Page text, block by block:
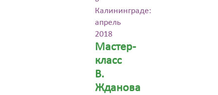
Калининграде:
апрель
2018
Мастер-
класс
В.
Жданова